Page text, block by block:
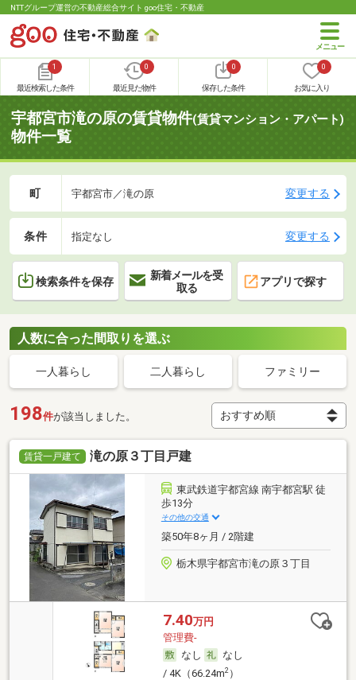
NTTグループ運営の不動産総合サイト goo住宅・不動産
1
最近検索した条件
0
最近見た物件
0
保存した条件
0
お気に入り
宇都宮市滝の原の賃貸物件(賃貸マンション・アパート)
物件一覧
町 宇都宮市／滝の原 変更する
条件 指定なし 変更する
検索条件を保存
新着メールを受
取る
アプリで探す
人数に合った間取りを選ぶ
一人暮らし 二人暮らし ファミリー
198件が該当しました。
賃貸一戸建て 滝の原３丁目戸建
東武鉄道宇都宮線 南宇都宮駅 徒
歩13分
その他の交通
築50年8ヶ月 / 2階建
栃木県宇都宮市滝の原３丁目
7.40万円
管理費-
なし
なし
/ 4K（66.24m2）